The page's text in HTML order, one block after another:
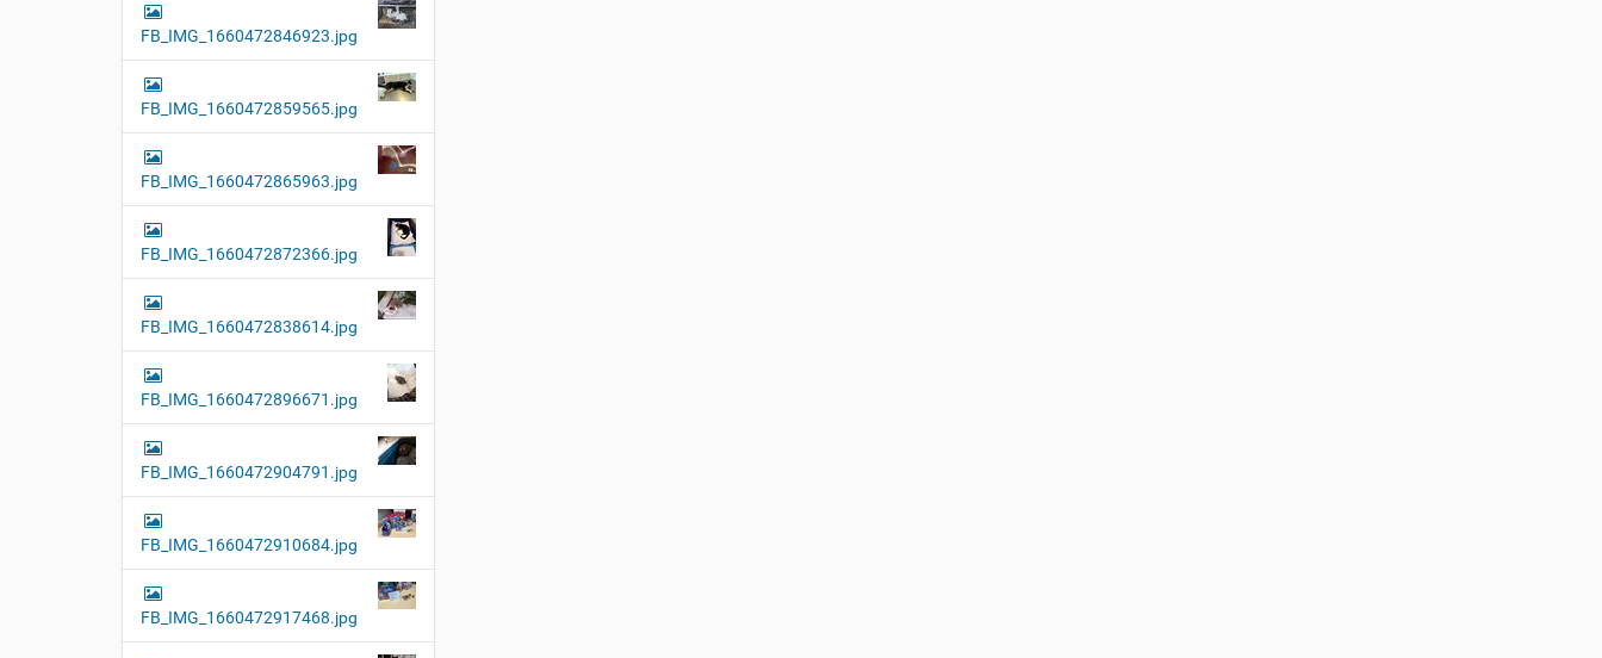
FB_IMG_1660472846923.jpg
FB_IMG_1660472859565.jpg
FB_IMG_1660472865963.jpg
FB_IMG_1660472872366.jpg
FB_IMG_1660472838614.jpg
FB_IMG_1660472896671.jpg
FB_IMG_1660472904791.jpg
FB_IMG_1660472910684.jpg
FB_IMG_1660472917468.jpg